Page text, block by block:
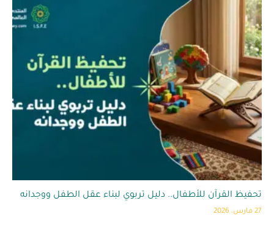
تحفيظ القرآن للأطفال.. دليل تربوي لبناء عقل الطفل ووجدانه
27 مارس، 2026